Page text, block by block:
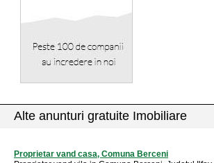
Alte anunturi gratuite Imobiliare
Proprietar vand casa, Comuna Berceni